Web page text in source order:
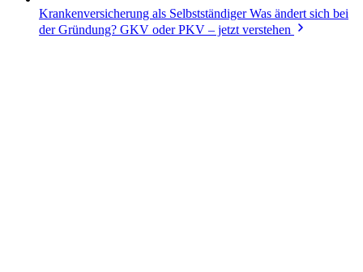
Krankenversicherung als Selbstständiger Was ändert sich bei
der Gründung? GKV oder PKV – jetzt verstehen